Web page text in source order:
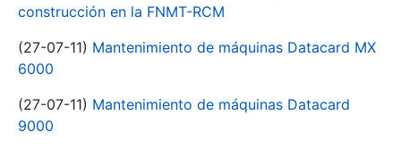
construcción en la FNMT-RCM
(27-07-11) Mantenimiento de máquinas Datacard MX
6000
(27-07-11) Mantenimiento de máquinas Datacard
9000